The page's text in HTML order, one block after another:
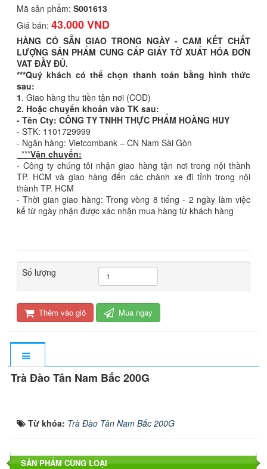
Mã sản phẩm: S001613
Giá bán: 43.000 VND
HÀNG CÓ SẴN GIAO TRONG NGÀY - CAM KẾT CHẤT
LƯỢNG SẢN PHẨM CUNG CẤP GIẤY TỜ XUẤT HÓA ĐƠN
VAT ĐẦY ĐỦ.
***Quý khách có thể chọn thanh toán bằng hình thức
sau:
1. Giao hàng thu tiền tận nơi (COD)
2. Hoặc chuyển khoản vào TK sau:
- Tên Cty: CÔNG TY TNHH THỰC PHẨM HOÀNG HUY
- STK: 1101729999
- Ngân hàng: Vietcombank – CN Nam Sài Gòn
***Vận chuyển:
- Công ty chúng tôi nhận giao hàng tận nơi trong nội thành
TP. HCM và giao hàng đến các chành xe đi tỉnh trong nội
thành TP. HCM
- Thời gian giao hàng: Trong vòng 8 tiếng - 2 ngày làm việc
kể từ ngày nhận được xác nhận mua hàng từ khách hàng
Số lượng
Thêm vào giỏ Mua ngay
Trà Đào Tân Nam Bắc 200G
Từ khóa: Trà Đào Tân Nam Bắc 200G
SẢN PHẨM CÙNG LOẠI